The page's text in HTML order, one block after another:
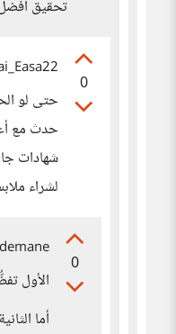
تحقيق
0
حتى لو
حدث مع
شهادات
لشراء
0
demane
الأول
أما